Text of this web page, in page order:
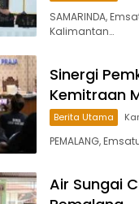
SAMARINDA,
Kalimantan…
Sinergi
Kemitraan
Berita Utama
PEMALANG,
Air Sungai